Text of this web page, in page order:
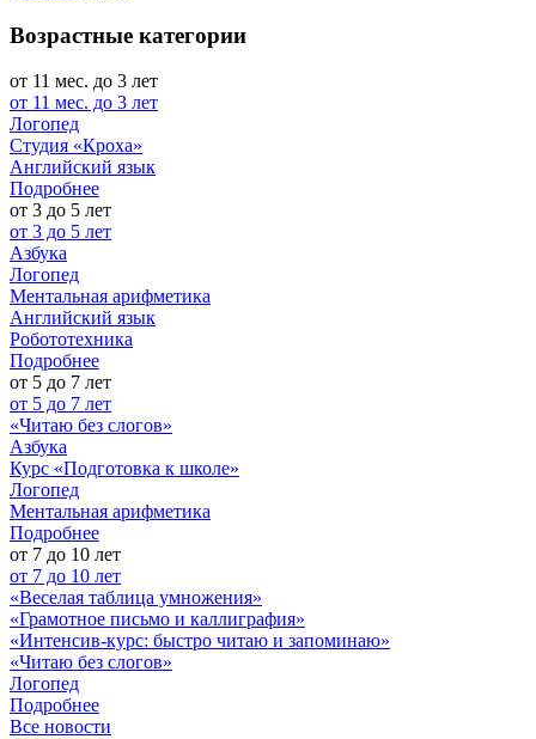
Возрастные категории
от 11 мес. до 3 лет
от 11 мес. до 3 лет
Логопед
Студия «Кроха»
Английский язык
Подробнее
от 3 до 5 лет
от 3 до 5 лет
Азбука
Логопед
Ментальная арифметика
Английский язык
Робототехника
Подробнее
от 5 до 7 лет
от 5 до 7 лет
«Читаю без слогов»
Азбука
Курс «Подготовка к школе»
Логопед
Ментальная арифметика
Подробнее
от 7 до 10 лет
от 7 до 10 лет
«Веселая таблица умножения»
«Грамотное письмо и каллиграфия»
«Интенсив-курс: быстро читаю и запоминаю»
«Читаю без слогов»
Логопед
Подробнее
Все новости